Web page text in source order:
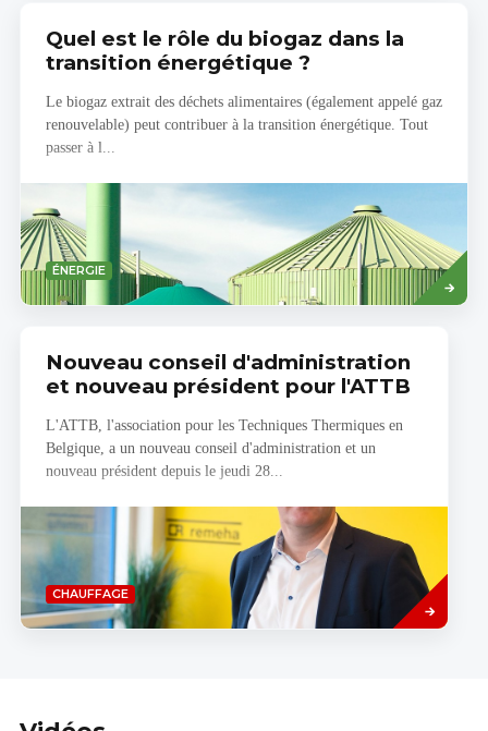
Quel est le rôle du biogaz dans la
transition énergétique ?
Le biogaz extrait des déchets alimentaires (également appelé gaz
renouvelable) peut contribuer à la transition énergétique. Tout
passer à l...
ÉNERGIE
Savoir
plus
Nouveau conseil d'administration
et nouveau président pour l'ATTB
L'ATTB, l'association pour les Techniques Thermiques en
Belgique, a un nouveau conseil d'administration et un
nouveau président depuis le jeudi 28...
CHAUFFAGE
Savoir
plus